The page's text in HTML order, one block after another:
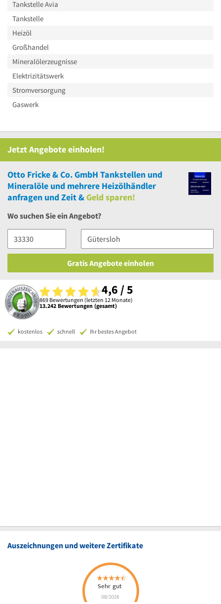
Tankstelle Avia
Tankstelle
Heizöl
Großhandel
Mineralölerzeugnisse
Elektrizitätswerk
Stromversorgung
Gaswerk
Jetzt Angebote einholen!
Otto Fricke & Co. GmbH Tankstellen und
Mineralöle und mehrere Heizölhändler
anfragen und Zeit &Geld sparen!
Wo suchen Sie ein Angebot?
Gratis Angebote einholen
4,6 / 5
869 Bewertungen (letzten 12 Monate)
13.242 Bewertungen (gesamt)
kostenlos schnell Ihr bestes Angebot
Auszeichnungen und weitere Zertifikate